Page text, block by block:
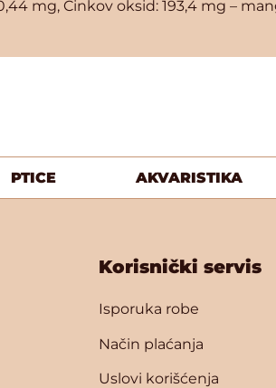
mg, Cinkov oksid: 193,4 mg –
PTICE AKVARISTIKA
Korisnički servis
Isporuka robe
Način plaćanja
Uslovi korišćenja